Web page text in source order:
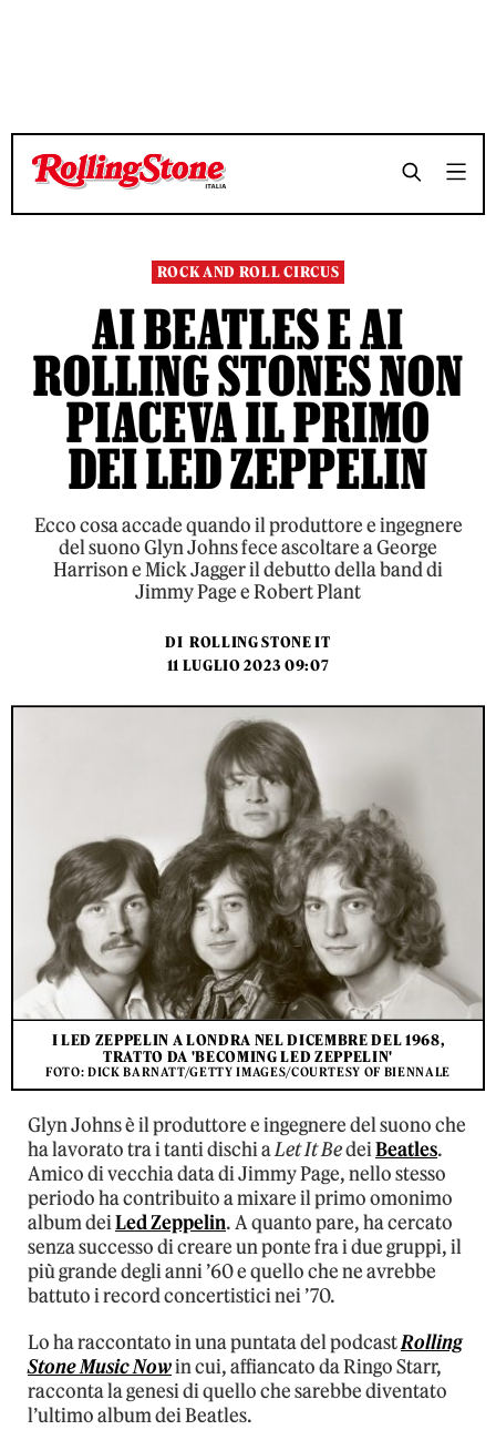
TEMPO DI LETTURA 3 MINUTI
TEMPO DI LETTURA 3 MINUTI
ROCK AND ROLL CIRCUS
AI BEATLES E AI
ROLLING STONES NON
PIACEVA IL PRIMO
DEI LED ZEPPELIN
Ecco cosa accade quando il produttore e ingegnere
del suono Glyn Johns fece ascoltare a George
Harrison e Mick Jagger il debutto della band di
Jimmy Page e Robert Plant
DI ROLLING STONE IT
11 LUGLIO 2023 09:07
I LED ZEPPELIN A LONDRA NEL DICEMBRE DEL 1968,
TRATTO DA 'BECOMING LED ZEPPELIN'
FOTO: DICK BARNATT/GETTY IMAGES/COURTESY OF BIENNALE
Glyn Johns è il produttore e ingegnere del suono che
ha lavorato tra i tanti dischi aLet It BedeiBeatles.
Amico di vecchia data di Jimmy Page, nello stesso
periodo ha contribuito a mixare il primo omonimo
album deiLed Zeppelin. A quanto pare, ha cercato
senza successo di creare un ponte fra i due gruppi, il
più grande degli anni ’60 e quello che ne avrebbe
battuto i record concertistici nei ’70.
Lo ha raccontato in una puntata del podcastRolling
Stone Music Nowin cui, affiancato da Ringo Starr,
racconta la genesi di quello che sarebbe diventato
l’ultimo album dei Beatles.